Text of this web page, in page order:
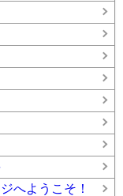
へようこそ！